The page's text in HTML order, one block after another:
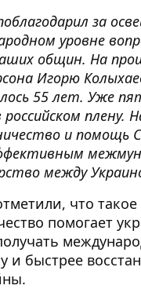
за
уровне
общин. На
Игорю
55 лет. Уже
российском плену.
и помощь
между
что такое
помогает
и быстрее